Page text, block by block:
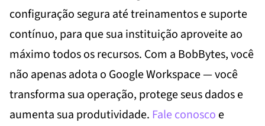
configuração segura até treinamentos e suporte
contínuo, para que sua instituição aproveite ao
máximo todos os recursos. Com a BobBytes, você
não apenas adota o Google Workspace — você
transforma sua operação, protege seus dados e
aumenta sua produtividade. Fale conosco e